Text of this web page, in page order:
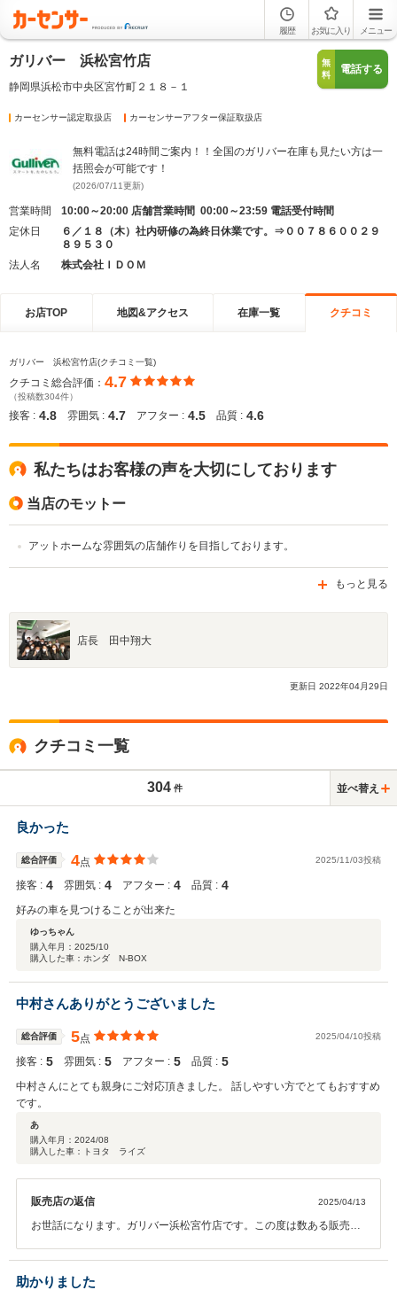
履歴 お気に入り メニュー
ガリバー 浜松宮竹店
静岡県浜松市中央区宮竹町２１８－１
無
料
電話する
カーセンサー認定取扱店 カーセンサーアフター保証取扱店
無料電話は24時間ご案内！！全国のガリバー在庫も見たい方は一
括照会が可能です！
(2026/07/11更新)
営業時間
10:00～20:00 店舗営業時間 00:00～23:59 電話受付時間
定休日
６／１８（木）社内研修の為終日休業です。⇒００７８６００２９
８９５３０
法人名
株式会社ＩＤＯＭ
お店TOP 地図&アクセス 在庫一覧 クチコミ
ガリバー 浜松宮竹店(クチコミ一覧)
クチコミ総合評価： 4.7
（投稿数304件）
接客 : 4.8 雰囲気 : 4.7 アフター : 4.5 品質 : 4.6
私たちはお客様の声を大切にしております
当店のモットー
アットホームな雰囲気の店舗作りを目指しております。
もっと見る
店長 田中翔大
更新日 2022年04月29日
クチコミ一覧
304 件 並べ替え
良かった
総合評価 4点 2025/11/03投稿
接客 : 4 雰囲気 : 4 アフター : 4 品質 : 4
好みの車を見つけることが出来た
ゆっちゃん
購入年月： 2025/10
購入した車：ホンダ N-BOX
中村さんありがとうございました
総合評価 5点 2025/04/10投稿
接客 : 5 雰囲気 : 5 アフター : 5 品質 : 5
中村さんにとても親身にご対応頂きました。 話しやすい方でとてもおすすめ
です。
あ
購入年月： 2024/08
購入した車：トヨタ ライズ
販売店の返信 2025/04/13
お世話になります。ガリバー浜松宮竹店です。この度は数ある販売店
後のアフターサービス含め、些細なことでもお気軽にご相談ください
ませ。それでは今後とも当店をどうかよろしくお願いいたします。
助かりました